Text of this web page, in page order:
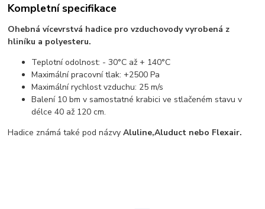
Kompletní specifikace
Ohebná vícevrstvá hadice pro vzduchovody vyrobená z
hliníku a polyesteru.
Teplotní odolnost: - 30°C až + 140°C
Maximální pracovní tlak: +2500 Pa
Maximální rychlost vzduchu: 25 m/s
Balení 10 bm v samostatné krabici ve stlačeném stavu v
délce 40 až 120 cm.
Hadice známá také pod názvyAluline,Aluduct nebo Flexair.